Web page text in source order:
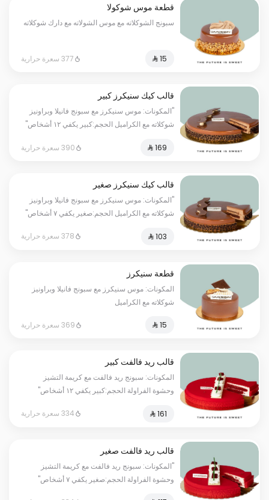
قطعة موس شوكولا
سبونج الشوكلاته مع موس الشولاته مع دارك شوكلاته
377 سعرة حرارية
قالب كيك سنيكرز كبير
"المكونات: موس سنيكرز مع سبونج فانيلا وبراونيز
شوكلاته مع الكراميل الحجم:كبير يكفي ١٢ أشخاص"
390 سعرة حرارية
قالب كيك سنيكرز صغير
"المكونات: موس سنيكرز مع سبونج فانيلا وبراونيز
شوكلاته مع الكراميل الحجم:صغير يكفي ٧ أشخاص"
378 سعرة حرارية
قطعة سنيكرز
المكونات: موس سنيكرز مع سبونج فانيلا وبراونيز
شوكلاته مع الكراميل
369 سعرة حرارية
قالب ريد فالفت كبير
المكونات: سبونج ريد فالفت مع كريمة التشيز
وحشوة الفراولة الحجم:كبير يكفي ١٢ أشخاص"
334 سعرة حرارية
قالب ريد فالفت صغير
"المكونات: سبونج ريد فالفت مع كريمة التشيز
وحشوة الفراولة الحجم:صغير يكفي ٧ أشخاص"